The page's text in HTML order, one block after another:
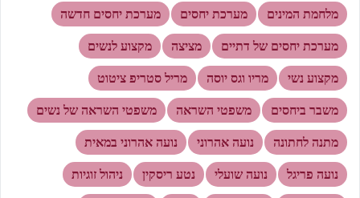
מלחמת המינים מערכת יחסים מערכת יחסים חדשה
מערכת יחסים של דתיים מציצה מקצוע לנשים
מקצוע נשי מריו וגס יוסה מריל סטריפ ציטוט
משבר ביחסים משפטי השראה משפטי השראה של נשים
מתנה לחתונה נועה אהרוני נועה אהרוני במאית
נועה פריגל נועה שועלי נטע ריסקין ניהול זוגיות